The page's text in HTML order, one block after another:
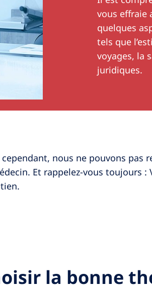
vous effraie
quelques
tels que
voyages, la
juridiques.
nous ne pouvons pas
Et rappelez-vous toujours :
la bonne